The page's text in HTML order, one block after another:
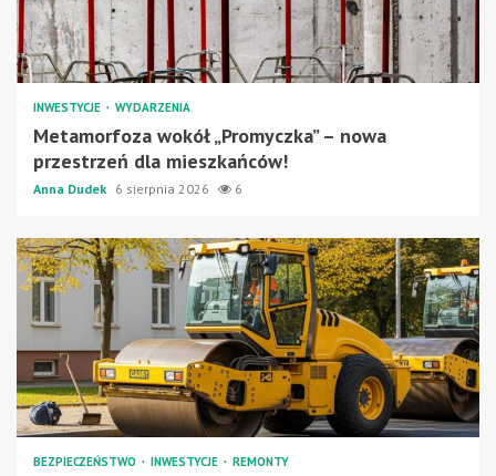
INWESTYCJE WYDARZENIA
Metamorfoza wokół „Promyczka” – nowa
przestrzeń dla mieszkańców!
Anna Dudek 6 sierpnia 2026 6
BEZPIECZEŃSTWO INWESTYCJE REMONTY